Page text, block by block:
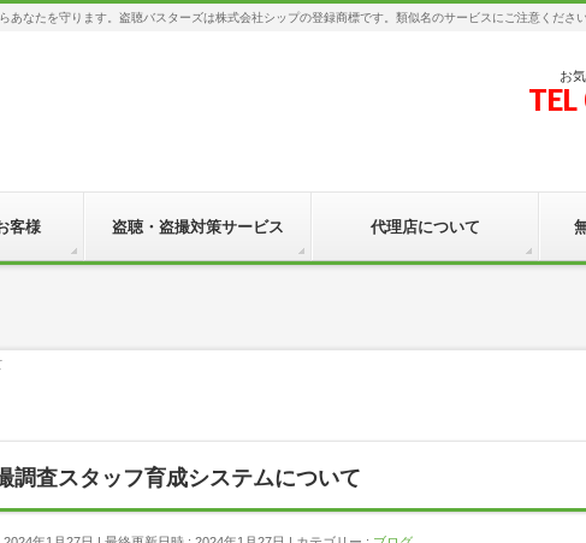
なたを守ります。盗聴バスターズは株式会社シップの登録商標です。類似名のサービスにご注意くださ
お
客様 盗聴・盗撮対策サービス 代理店について
調査スタッフ育成システムについて